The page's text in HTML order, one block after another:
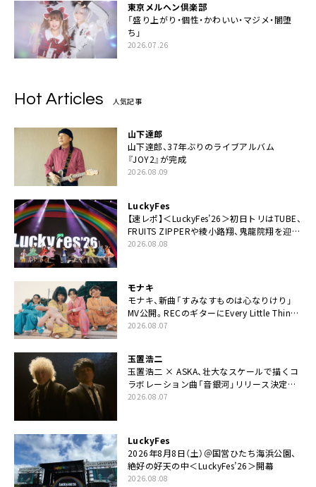
東京メルヘン倶楽部
「盛り上がり・個性・かわいい・マジメ・闇堕
ち」
2026.07.26
Hot Articles 人気記事
山下達郎
山下達郎、37年ぶりのライブアルバム
『JOY2』が完成
2026.08.09
LuckyFes
【速レポ】＜LuckyFes’26＞初日トリはTUBE、
FRUITS ZIPPERや綾小路翔、鬼龍院翔を迎え
た豪華コラボも「知ってたらぜひ一緒に歌っ
2026.08.08
モナキ
モナキ、新曲「すみなすものは心なりけり」
MV公開。RECのギターにEvery Little Thing・
伊藤一朗参加も
2026.08.07
玉置浩二
玉置浩二 × ASKA、壮大なスケールで描くコ
ラボレーション曲「音銀河」リリース決定。
カップリングには新曲「命の宿り」収録も
2026.08.07
LuckyFes
2026年8月8日（土）＠国営ひたち海浜公園、
絶好の好天の中＜LuckyFes’26＞開幕
2026.08.08